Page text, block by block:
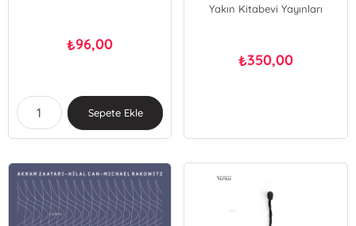
₺96,00
Sepete Ekle
Yakın Kitabevi Yayınları
₺350,00